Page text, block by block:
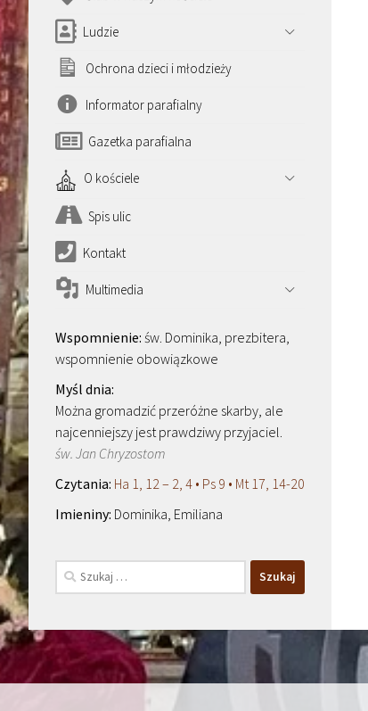
Ludzie
Ochrona dzieci i młodzieży
Informator parafialny
Gazetka parafialna
O kościele
Spis ulic
Kontakt
Multimedia
św. Dominika, prezbitera,
wspomnienie obowiązkowe
Można gromadzić przeróżne skarby, ale
najcenniejszy jest prawdziwy przyjaciel.
św. Jan Chryzostom
Ha 1, 12 – 2, 4 • Ps 9 • Mt 17, 14-20
Dominika, Emiliana
Szukaj: